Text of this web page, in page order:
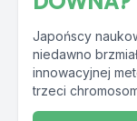
Japońscy
niedawno
innowacyjnej
trzeci